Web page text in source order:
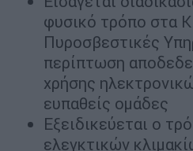
φυσικό τρόπο στα
Πυροσβεστικές
περίπτωση
χρήσης
ευπαθείς ομάδες
Εξειδικεύεται ο
ελεγκτικών